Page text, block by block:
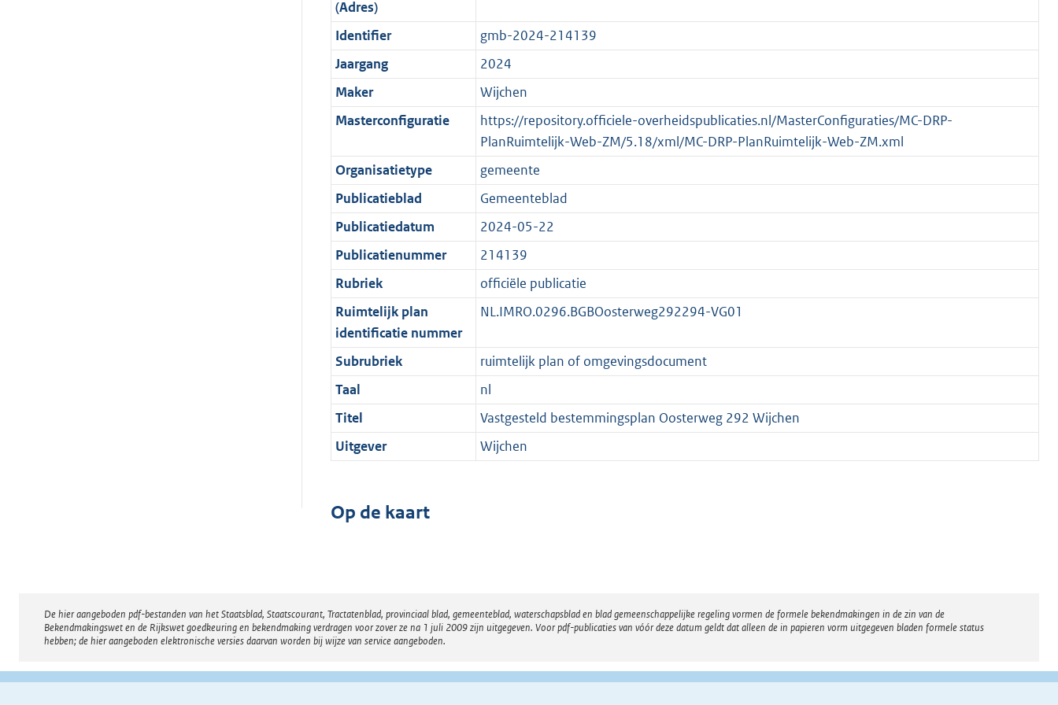
o
r
m
a
a
t
f
o
r
m
a
a
b
n
f
o
r
m
a
t
i
n
f
o
r
m
a
t
K
b
t
t
e
:
2
K
b
o
t
e
:
2
K
b
(Adres)
Identifier
gmb-2024-214139
Jaargang
2024
Maker
Wijchen
Masterconfiguratie
https://repository.officiele-overheidspublicaties.nl/MasterConfiguraties/MC-DRP-
PlanRuimtelijk-Web-ZM/5.18/xml/MC-DRP-PlanRuimtelijk-Web-ZM.xml
Organisatietype
gemeente
Publicatieblad
Gemeenteblad
Publicatiedatum
2024-05-22
Publicatienummer
214139
Rubriek
officiële publicatie
Ruimtelijk plan
identificatie nummer
NL.IMRO.0296.BGBOosterweg292294-VG01
Subrubriek
ruimtelijk plan of omgevingsdocument
Taal
nl
Titel
Vastgesteld bestemmingsplan Oosterweg 292 Wijchen
Uitgever
Wijchen
Op de kaart
Disclaimer
De hier aangeboden pdf-bestanden van het Staatsblad, Staatscourant, Tractatenblad, provinciaal blad, gemeenteblad, waterschapsblad en blad gemeenschappelijke regeling vormen de formele bekendmakingen in de zin van de
Bekendmakingswet en de Rijkswet goedkeuring en bekendmaking verdragen voor zover ze na 1 juli 2009 zijn uitgegeven. Voor pdf-publicaties van vóór deze datum geldt dat alleen de in papieren vorm uitgegeven bladen formele status
hebben; de hier aangeboden elektronische versies daarvan worden bij wijze van service aangeboden.